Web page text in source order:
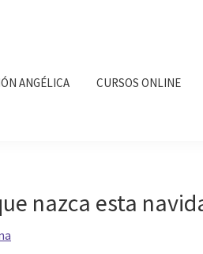
ANGÉLICA CURSOS ONLINE
nazca esta